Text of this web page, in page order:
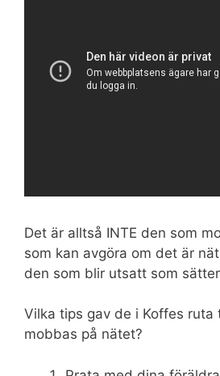
Det är alltså INTE den som
som kan avgöra om det är
den som blir utsatt som
Vilka tips gav de i Koffes ruta
mobbas på nätet?